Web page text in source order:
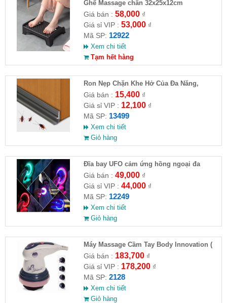
Ghế Massage chân 32x25x12cm
Giá bán : 58,000₫
Giá sỉ VIP : 53,000₫
Mã SP: 12922
Xem chi tiết
Tạm hết hàng
Ron Nẹp Chặn Khe Hở Của Đa Năng,
Chống Côn Trùng( HĐ )
Giá bán : 15,400₫
Giá sỉ VIP : 12,100₫
Mã SP: 13499
Xem chi tiết
Giỏ hàng
Đĩa bay UFO cảm ứng hồng ngoại đa
chiều tự động bay về
Giá bán : 49,000₫
Giá sỉ VIP : 44,000₫
Mã SP: 12249
Xem chi tiết
Giỏ hàng
Máy Massage Cầm Tay Body Innovation (
HĐ )
Giá bán : 183,700₫
Giá sỉ VIP : 178,200₫
Mã SP: 2128
Xem chi tiết
Giỏ hàng